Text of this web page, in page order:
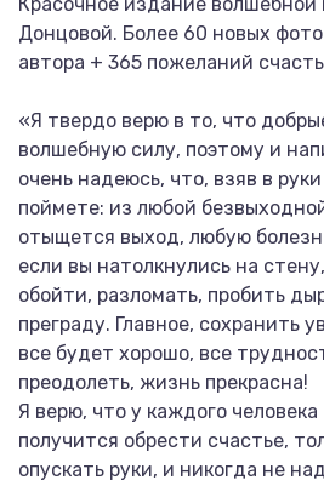
Донцовой. Более 60 новых
автора + 365 пожеланий
«Я твердо верю в то, что
волшебную силу, поэтому и
очень надеюсь, что, взяв в
поймете: из любой
отыщется выход, любую
если вы натолкнулись на
обойти, разломать, пробить
преграду. Главное, сохранить
все будет хорошо, все
преодолеть, жизнь прекрасна!
Я верю, что у каждого
получится обрести счастье,
опускать руки, и никогда не